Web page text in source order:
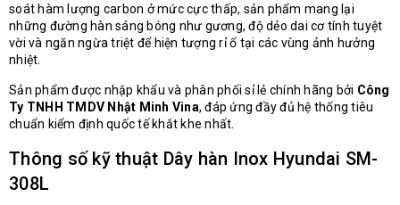
soát hàm lượng carbon ở mức cực thấp, sản phẩm mang lại
những đường hàn sáng bóng như gương, độ dẻo dai cơ tính tuyệt
vời và ngăn ngừa triệt để hiện tượng rỉ ố tại các vùng ảnh hưởng
nhiệt.
Sản phẩm được nhập khẩu và phân phối sỉ lẻ chính hãng bởi Công
Ty TNHH TMDV Nhật Minh Vina, đáp ứng đầy đủ hệ thống tiêu
chuẩn kiểm định quốc tế khắt khe nhất.
Thông số kỹ thuật Dây hàn Inox Hyundai SM-
308L